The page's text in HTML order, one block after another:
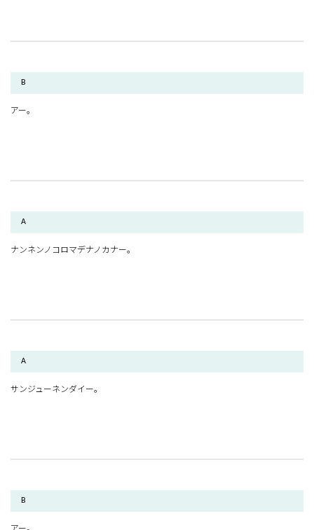
B
アー。
A
ナンネンノコロマデナノカナー。
A
サンジューネンダイー。
B